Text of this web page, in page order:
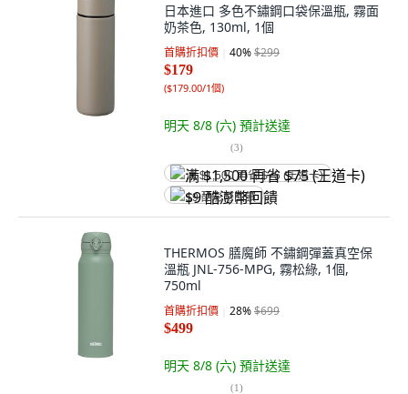
日本進口 多色不鏽鋼口袋保溫瓶, 霧面
奶茶色, 130ml, 1個
首購折扣價 40%$299
$179
($179.00/1個)
明天 8/8 (六) 預計送達
(3)
满 $1,500 再省 $75 (王道卡)
$9 酷澎幣回饋
THERMOS 膳魔師 不鏽鋼彈蓋真空保
溫瓶 JNL-756-MPG, 霧松綠, 1個,
750ml
首購折扣價 28%$699
$499
明天 8/8 (六) 預計送達
(1)